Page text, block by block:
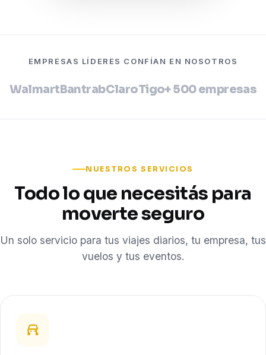
EMPRESAS LÍDERES CONFÍAN EN NOSOTROS
WalmartBantrabClaroTigo+ 500 empresas
NUESTROS SERVICIOS
Todo lo que necesitás para
moverte seguro
Un solo servicio para tus viajes diarios, tu empresa, tus
vuelos y tus eventos.